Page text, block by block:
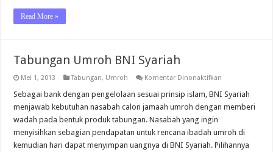
Read More »
Tabungan Umroh BNI Syariah
Mei 1, 2013 Tabungan, Umroh Komentar Dinonaktifkan
Umroh
BNI
Syariah
Sebagai bank dengan pengelolaan sesuai prinsip islam, BNI Syariah
menjawab kebutuhan nasabah calon jamaah umroh dengan memberi
wadah pada bentuk produk tabungan. Nasabah yang ingin
menyisihkan sebagian pendapatan untuk rencana ibadah umroh di
kemudian hari dapat menyimpan uangnya di BNI Syariah. Pilihannya